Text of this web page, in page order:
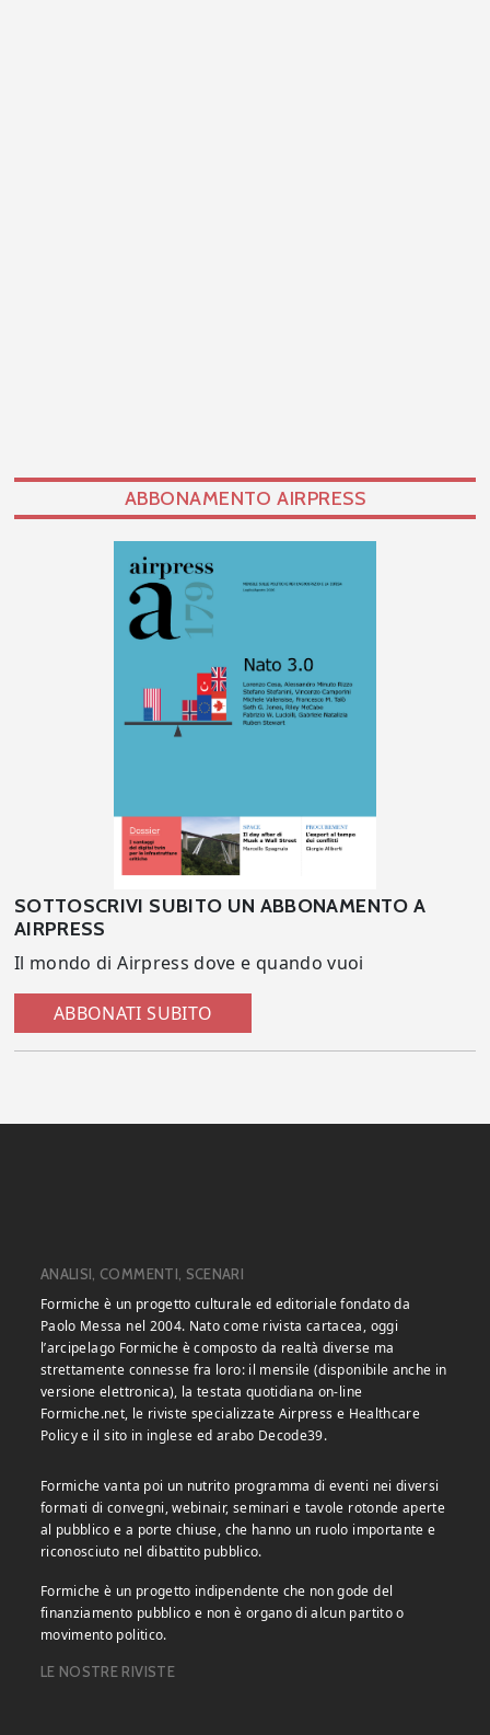
ABBONAMENTO AIRPRESS
SOTTOSCRIVI SUBITO UN ABBONAMENTO A
AIRPRESS
Il mondo di Airpress dove e quando vuoi
ABBONATI SUBITO
ANALISI, COMMENTI, SCENARI
Formiche è un progetto culturale ed editoriale fondato da
Paolo Messa nel 2004. Nato come rivista cartacea, oggi
l’arcipelago Formiche è composto da realtà diverse ma
strettamente connesse fra loro: il mensile (disponibile anche in
versione elettronica), la testata quotidiana on-line
Formiche.net, le riviste specializzate Airpress e Healthcare
Policy e il sito in inglese ed arabo Decode39.
Formiche vanta poi un nutrito programma di eventi nei diversi
formati di convegni, webinair, seminari e tavole rotonde aperte
al pubblico e a porte chiuse, che hanno un ruolo importante e
riconosciuto nel dibattito pubblico.
Formiche è un progetto indipendente che non gode del
finanziamento pubblico e non è organo di alcun partito o
movimento politico.
LE NOSTRE RIVISTE